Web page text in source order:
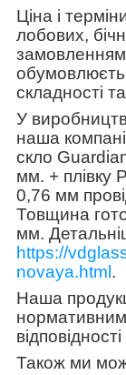
Ціна і
лобових,
замовленням
складності
У
наша
скло
мм. + плівку
0,76 мм
Товщина
мм.
https://
novaya.html.
Наша
Також ми